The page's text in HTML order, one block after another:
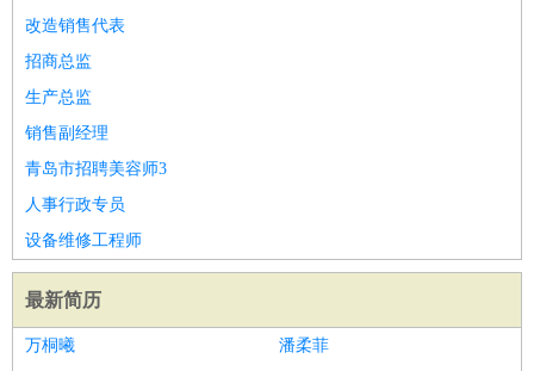
改造销售代表
招商总监
生产总监
销售副经理
青岛市招聘美容师3
人事行政专员
设备维修工程师
最新简历
万桐曦 潘柔菲